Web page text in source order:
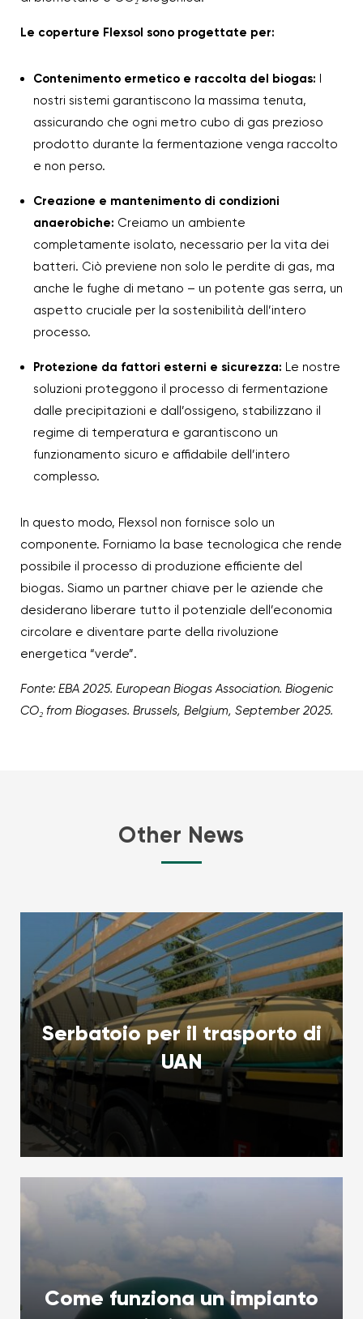
Le coperture Flexsol sono progettate per:
Contenimento ermetico e raccolta del biogas: I
nostri sistemi garantiscono la massima tenuta,
assicurando che ogni metro cubo di gas prezioso
prodotto durante la fermentazione venga raccolto
e non perso.
Creazione e mantenimento di condizioni
anaerobiche: Creiamo un ambiente
completamente isolato, necessario per la vita dei
batteri. Ciò previene non solo le perdite di gas, ma
anche le fughe di metano – un potente gas serra, un
aspetto cruciale per la sostenibilità dell’intero
processo.
Protezione da fattori esterni e sicurezza: Le nostre
soluzioni proteggono il processo di fermentazione
dalle precipitazioni e dall’ossigeno, stabilizzano il
regime di temperatura e garantiscono un
funzionamento sicuro e affidabile dell’intero
complesso.
In questo modo, Flexsol non fornisce solo un
componente. Forniamo la base tecnologica che rende
possibile il processo di produzione efficiente del
biogas. Siamo un partner chiave per le aziende che
desiderano liberare tutto il potenziale dell’economia
circolare e diventare parte della rivoluzione
energetica “verde”.
Fonte: EBA 2025. European Biogas Association. Biogenic
CO₂ from Biogases. Brussels, Belgium, September 2025.
Other News
Serbatoio per il trasporto di
UAN
Come funziona un impianto